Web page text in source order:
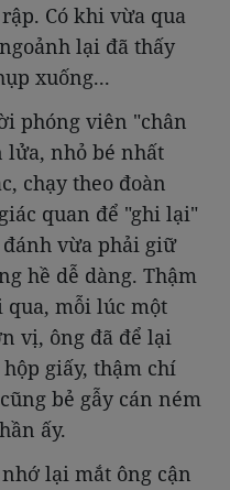
Có khi vừa qua
lại đã thấy
xuống...
phóng viên "chân
lửa, nhỏ bé nhất
chạy theo đoàn
quan để "ghi lại"
vừa phải giữ
hề dễ dàng. Thậm
qua, mỗi lúc một
vị, ông đã để lại
giấy, thậm chí
bẻ gẫy cán ném
ấy.
lại mắt ông cận